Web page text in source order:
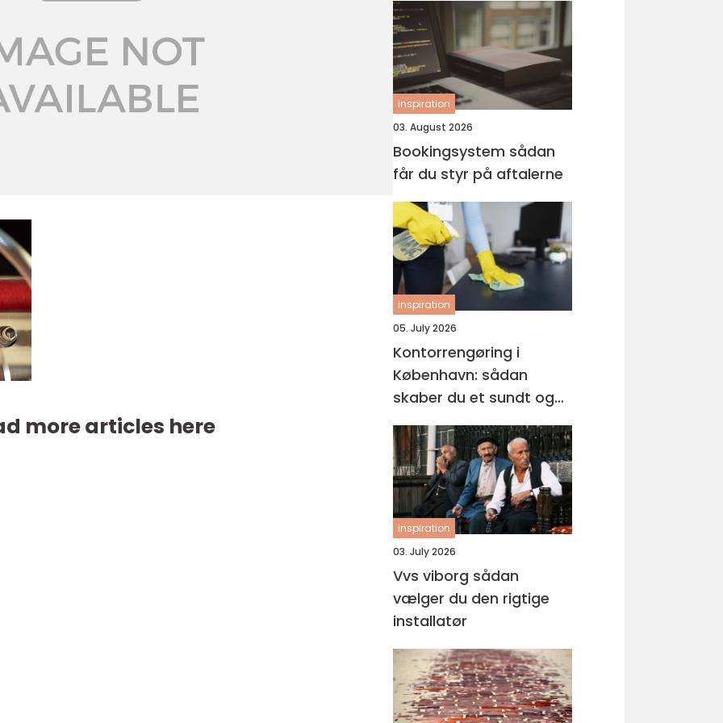
more articles here
inspiration
03. August 2026
Bookingsystem sådan
får du styr på aftalerne
inspiration
05. July 2026
Kontorrengøring i
København: sådan
skaber du et sundt og
professionelt
arbejdsmiljø
inspiration
03. July 2026
Vvs viborg sådan
vælger du den rigtige
installatør